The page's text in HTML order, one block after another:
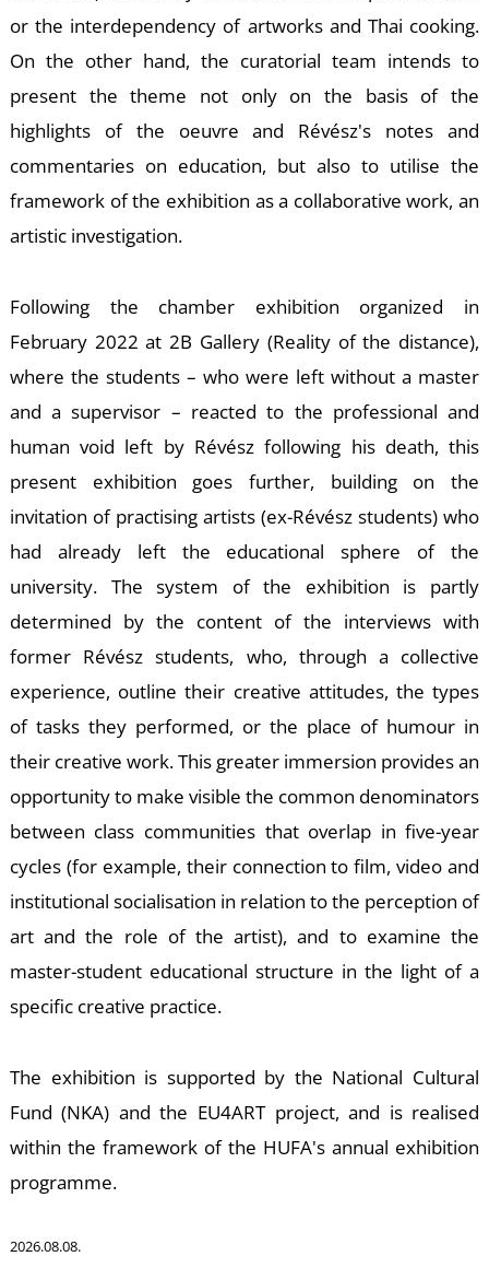
or the interdependency of artworks and Thai cooking.
On the other hand, the curatorial team intends to
present the theme not only on the basis of the
highlights of the oeuvre and Révész's notes and
commentaries on education, but also to utilise the
framework of the exhibition as a collaborative work, an
artistic investigation.
Following the chamber exhibition organized in
February 2022 at 2B Gallery (Reality of the distance),
where the students – who were left without a master
and a supervisor – reacted to the professional and
human void left by Révész following his death, this
present exhibition goes further, building on the
invitation of practising artists (ex-Révész students) who
had already left the educational sphere of the
university. The system of the exhibition is partly
determined by the content of the interviews with
former Révész students, who, through a collective
experience, outline their creative attitudes, the types
of tasks they performed, or the place of humour in
their creative work. This greater immersion provides an
opportunity to make visible the common denominators
between class communities that overlap in five-year
cycles (for example, their connection to film, video and
institutional socialisation in relation to the perception of
art and the role of the artist), and to examine the
master-student educational structure in the light of a
specific creative practice.
The exhibition is supported by the National Cultural
Fund (NKA) and the EU4ART project, and is realised
within the framework of the HUFA's annual exhibition
programme.
2026.08.08.